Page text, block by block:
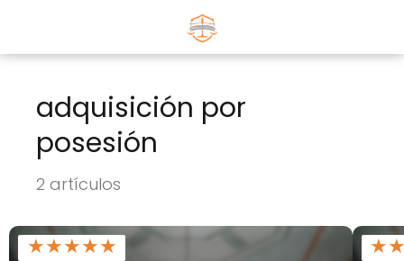
adquisición por
posesión
2 artículos
★★★★★ ★